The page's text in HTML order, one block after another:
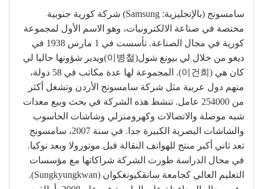
سامسونج (بالإنجليزية: Samsung)‏ شركة كورية جنوبية
مختصة في صناعة الالكترونيات، وهو الاسم الأول لمجموعة
كورية في مجال الصناعة. تأسست في 1 مارس 1938 في
ديغو من خلال لي بيونغ شول(이병철)ويدير شؤونها حاليا لي
كان هي (이건희). المجموعة لها عدة مكاتب في 58 دولة،
منهم دول عربية مثل شركة سامسونج الأردن وتشغل أكثر
من 254000 عامل. تنشط هذه الشركة في بحث وبيع معدات
شبه موصلة والاتصالات وكهرومنزلي وشاشات الحاسوب
والشاشات البصرية الكبيرة جدا. في سنة 2007، سامسونج
تعد ثاني أكبر منتج للهواتف النقالة قبل موتورولا وبعد نوكيا.
في مجال الدراسة طورت الشركة شراكاتها مع مؤسسات
التعليم العالي كجامعة سانقكيونغكوان (Sungkyungkwan).